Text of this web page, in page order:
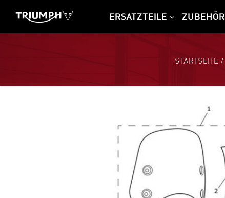
ERSATZTEILE ZUBEHÖR
STARTSEITE /